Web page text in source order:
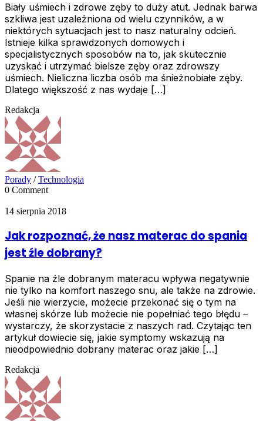
Biały uśmiech i zdrowe zęby to duży atut. Jednak barwa
szkliwa jest uzależniona od wielu czynników, a w
niektórych sytuacjach jest to nasz naturalny odcień.
Istnieje kilka sprawdzonych domowych i
specjalistycznych sposobów na to, jak skutecznie
uzyskać i utrzymać bielsze zęby oraz zdrowszy
uśmiech. Nieliczna liczba osób ma śnieżnobiałe zęby.
Dlatego większość z nas wydaje […]
Redakcja
Porady /Technologia
0 Comment
14 sierpnia 2018
Jak rozpoznać, że nasz materac do spania
jest źle dobrany?
Spanie na źle dobranym materacu wpływa negatywnie
nie tylko na komfort naszego snu, ale także na zdrowie.
Jeśli nie wierzycie, możecie przekonać się o tym na
własnej skórze lub możecie nie popełniać tego błędu –
wystarczy, że skorzystacie z naszych rad. Czytając ten
artykuł dowiecie się, jakie symptomy wskazują na
nieodpowiednio dobrany materac oraz jakie […]
Redakcja